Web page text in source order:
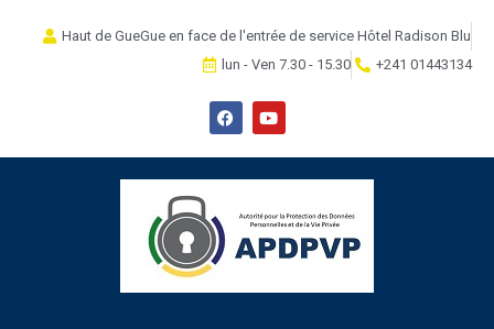
Haut de GueGue en face de l'entrée de service Hôtel Radison Blu
lun - Ven 7.30 - 15.30
+241 01443134